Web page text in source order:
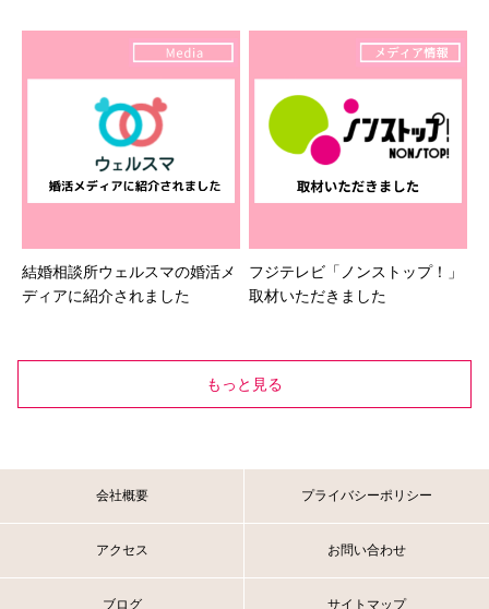
結婚相談所ウェルスマの婚活メ
ディアに紹介されました
フジテレビ「ノンストップ！」
取材いただきました
もっと見る
会社概要 プライバシーポリシー
アクセス お問い合わせ
ブログ サイトマップ